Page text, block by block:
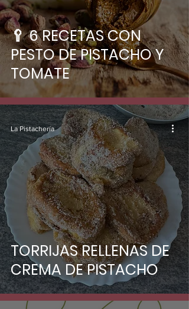
🥄 6 RECETAS CON
PESTO DE PISTACHO Y
TOMATE
TORRIJAS RELLENAS DE
CREMA DE PISTACHO
La Pistachería